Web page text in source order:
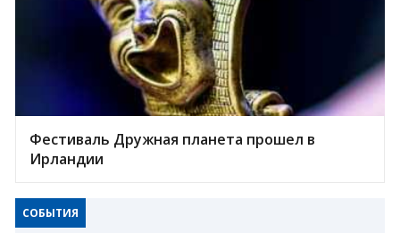
Фестиваль Дружная планета прошел в
Ирландии
СОБЫТИЯ